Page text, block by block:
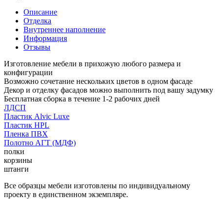
Описание
Отделка
Внутреннее наполнение
Информация
Отзывы
Изготовление мебели в прихожую любого размера и
конфигурации
Возможно сочетание нескольких цветов в одном фасаде
Декор и отделку фасадов можно выполнить под вашу задумку
Бесплатная сборка в течение 1-2 рабочих дней
ЛДСП
Пластик Alvic Luxe
Пластик HPL
Пленка ПВХ
Полотно АГТ (МДФ)
полки
корзины
штанги
Все образцы мебели изготовлены по индивидуальному
проекту в единственном экземпляре.